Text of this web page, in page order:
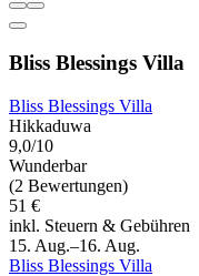
Bliss Blessings Villa
Bliss Blessings Villa
Hikkaduwa
9,0/10
Wunderbar
(2 Bewertungen)
51 €
inkl. Steuern & Gebühren
15. Aug.–16. Aug.
Bliss Blessings Villa